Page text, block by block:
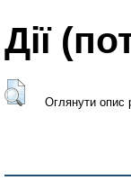
Дії
Оглянути опис